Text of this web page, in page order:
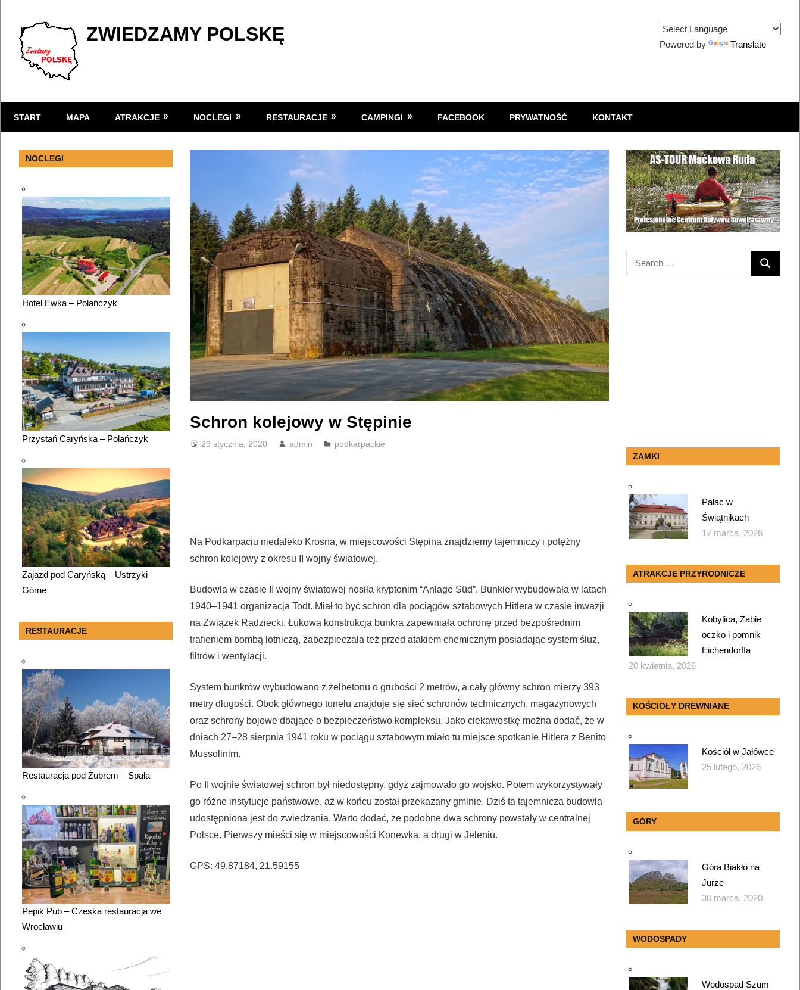
content
ZWIEDZAMY POLSKĘ
w
Powered by Translate
START MAPA ATRAKCJE NOCLEGI RESTAURACJE CAMPINGI FACEBOOK PRYWATNOŚĆ KONTAKT
Schron kolejowy w Stępinie
29 stycznia, 2020 admin podkarpackie
Na Podkarpaciu niedaleko Krosna, w miejscowości Stępina znajdziemy tajemniczy i potężny
schron kolejowy z okresu II wojny światowej.
Budowla w czasie II wojny światowej nosiła kryptonim “Anlage Süd”. Bunkier wybudowała w latach
1940–1941 organizacja Todt. Miał to być schron dla pociągów sztabowych Hitlera w czasie inwazji
na Związek Radziecki. Łukowa konstrukcja bunkra zapewniała ochronę przed bezpośrednim
trafieniem bombą lotniczą, zabezpieczała też przed atakiem chemicznym posiadając system śluz,
filtrów i wentylacji.
System bunkrów wybudowano z żelbetonu o grubości 2 metrów, a cały główny schron mierzy 393
metry długości. Obok głównego tunelu znajduje się sieć schronów technicznych, magazynowych
oraz schrony bojowe dbające o bezpieczeństwo kompleksu. Jako ciekawostkę można dodać, że w
dniach 27–28 sierpnia 1941 roku w pociągu sztabowym miało tu miejsce spotkanie Hitlera z Benito
Mussolinim.
Po II wojnie światowej schron był niedostępny, gdyż zajmowało go wojsko. Potem wykorzystywały
go różne instytucje państwowe, aż w końcu został przekazany gminie. Dziś ta tajemnicza budowla
udostępniona jest do zwiedzania. Warto dodać, że podobne dwa schrony powstały w centralnej
Polsce. Pierwszy mieści się w miejscowości Konewka, a drugi w Jeleniu.
GPS: 49.87184, 21.59155
NOCLEGI
Hotel Ewka – Polańczyk
Przystań Caryńska – Polańczyk
Zajazd pod Caryńską – Ustrzyki
Górne
RESTAURACJE
Restauracja pod Żubrem – Spała
Pepik Pub – Czeska restauracja we
Wrocławiu
Search
for:
SEARCH
ZAMKI
Pałac w
Świątnikach
17 marca, 2026
ATRAKCJE PRZYRODNICZE
Kobylica, Żabie
oczko i pomnik
Eichendorffa
20 kwietnia, 2026
KOŚCIOŁY DREWNIANE
Kościół w Jałówce
25 lutego, 2026
GÓRY
Góra Biakło na
Jurze
30 marca, 2020
WODOSPADY
Wodospad Szum